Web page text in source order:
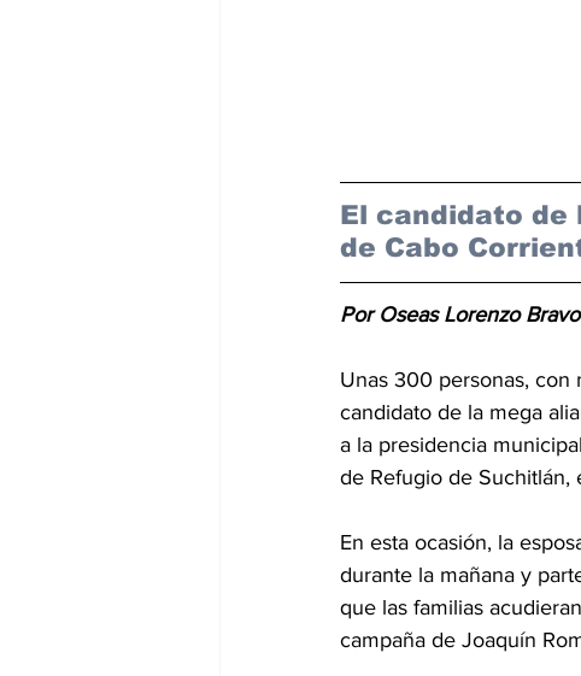
El candidato de
de Cabo
Por Oseas Lorenzo Bravo
Unas 300 personas, con
candidato de la mega
a la presidencia
de Refugio de
En esta ocasión, la
durante la mañana y
que las familias
campaña de Joaquín